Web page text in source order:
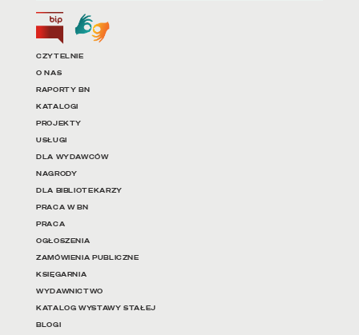
Biuletyn Informacji Publicznej
Tłumacz języka migowego
Linki do najważniejszych
CZYTELNIE
O NAS
RAPORTY BN
KATALOGI
PROJEKTY
USŁUGI
DLA WYDAWCÓW
NAGRODY
DLA BIBLIOTEKARZY
PRACA W BN
PRACA
OGŁOSZENIA
ZAMÓWIENIA PUBLICZNE
KSIĘGARNIA
WYDAWNICTWO
KATALOG WYSTAWY STAŁEJ
BLOGI